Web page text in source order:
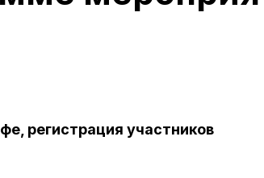
регистрация участников